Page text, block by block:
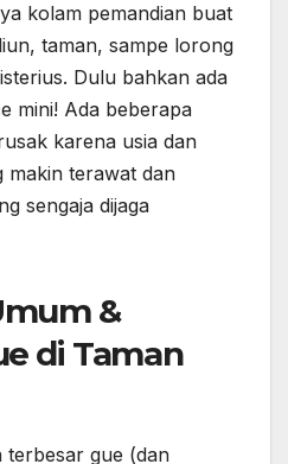
kolam pemandian buat
taman, sampe lorong
Dulu bahkan ada
mini! Ada beberapa
karena usia dan
makin terawat dan
sengaja dijaga
&
di Taman
terbesar gue (dan